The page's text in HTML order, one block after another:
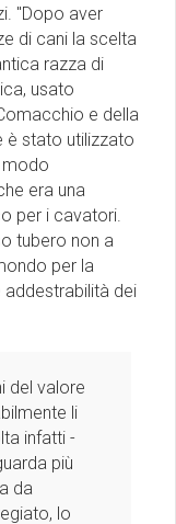
"Dopo aver
di cani la scelta
razza di
usato
e della
è stato utilizzato
modo
era una
per i cavatori.
tubero non a
per la
dei
del valore
li
infatti -
più
da
lo